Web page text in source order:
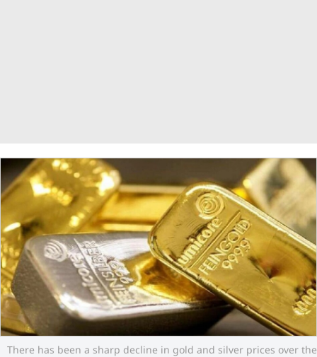
There has been a sharp decline in gold and silver prices over the